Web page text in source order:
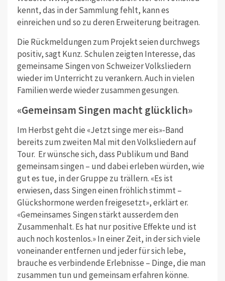
kennt, das in der Sammlung fehlt, kann es
einreichen und so zu deren Erweiterung beitragen.
Die Rückmeldungen zum Projekt seien durchwegs
positiv, sagt Kunz. Schulen zeigten Interesse, das
gemeinsame Singen von Schweizer Volksliedern
wieder im Unterricht zu verankern. Auch in vielen
Familien werde wieder zusammen gesungen.
«Gemeinsam Singen macht glücklich»
Im Herbst geht die «Jetzt singe mer eis»-Band
bereits zum zweiten Mal mit den Volksliedern auf
Tour. Er wünsche sich,dass Publikum und Band
gemeinsam singen – und dabei erleben würden, wie
gut es tue, in der Gruppe zu trällern. «Es ist
erwiesen, dass Singen einen fröhlich stimmt –
Glückshormone werden freigesetzt», erklärt er.
«Gemeinsames Singen stärkt ausserdem den
Zusammenhalt. Es hat nur positive Effekte und ist
auch noch kostenlos.» In einer Zeit, in der sich viele
voneinander entfernen und jeder für sich lebe,
brauche es verbindende Erlebnisse – Dinge, die man
zusammen tun und gemeinsam erfahren könne.